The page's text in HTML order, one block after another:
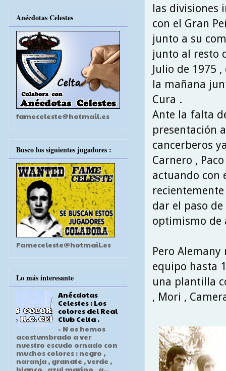
las divisiones
con el Gran
junto a su
junto al resto
Julio de 1975
la mañana
Cura .
Ante la falta
presentación
cancerberos
Carnero ,
actuando con
dar el paso
optimismo de
Pero
equipo hasta
una plantilla
, Mori ,
Anécdotas Celestes
fameceleste@hotmail.es
Busco los siguientes jugadores :
Fameceleste@hotmail.es
Lo más interesante
Anécdotas
Celestes : Los
colores del Real
Club Celta .
- N os hemos
acostumbrado a ver
nuestro escudo ornado con
muchos colores : negro ,
naranja , granate , verde ,
blanco , azul marino , a...